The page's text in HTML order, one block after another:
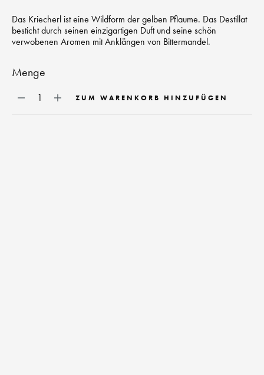
Das Kriecherl ist eine Wildform der gelben Pflaume. Das Destillat
besticht durch seinen einzigartigen Duft und seine schön
verwobenen Aromen mit Anklängen von Bittermandel.
Menge